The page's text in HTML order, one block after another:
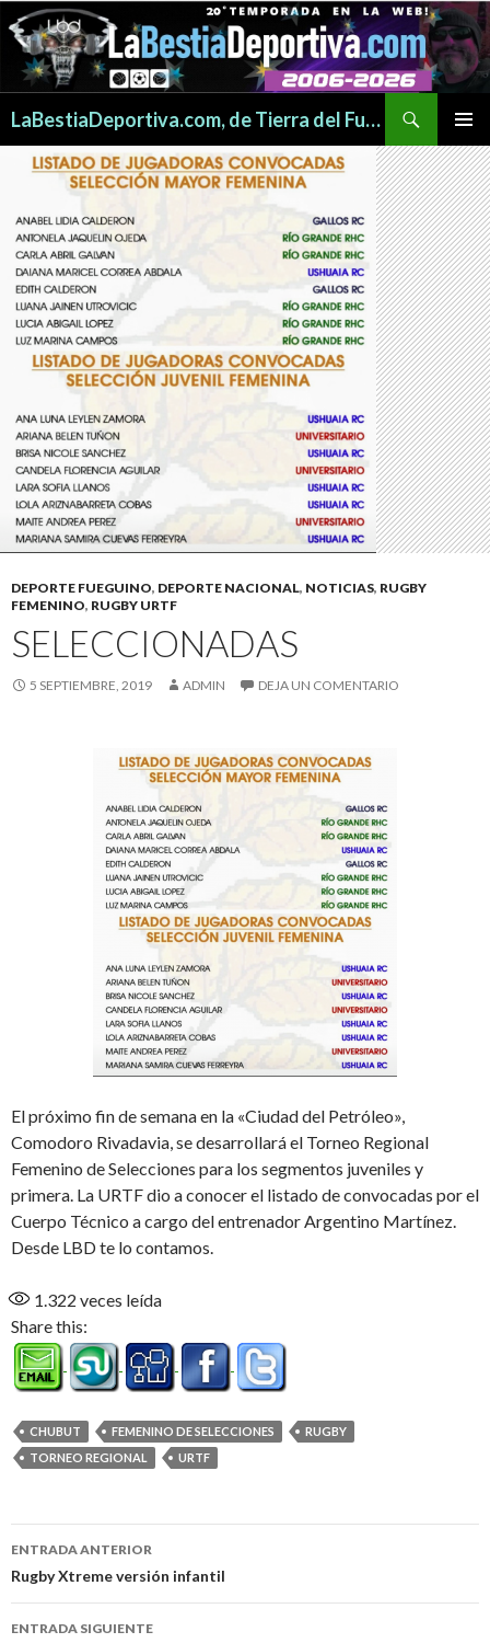
LaBestiaDeportiva.com, de Tierra del Fuego para todo el mundo
MENÚ
CONTENIDO
DEPORTE FUEGUINO, DEPORTE NACIONAL, NOTICIAS, RUGBY
FEMENINO, RUGBY URTF
SELECCIONADAS
5 SEPTIEMBRE, 2019 ADMIN DEJA UN COMENTARIO
El próximo fin de semana en la «Ciudad del Petróleo»,
Comodoro Rivadavia, se desarrollará el Torneo Regional
Femenino de Selecciones para los segmentos juveniles y
primera. La URTF dio a conocer el listado de convocadas por el
Cuerpo Técnico a cargo del entrenador Argentino Martínez.
Desde LBD te lo contamos.
1.322 veces leída
Share this:
CHUBUT FEMENINO DE SELECCIONES
RUGBY
TORNEO REGIONAL
URTF
Navegación
de
entradas
ENTRADA ANTERIOR
Rugby Xtreme versión infantil
ENTRADA SIGUIENTE